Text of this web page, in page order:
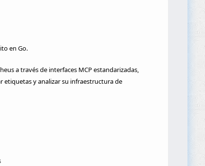
en Go.
a través de interfaces MCP estandarizadas,
etiquetas y analizar su infraestructura de